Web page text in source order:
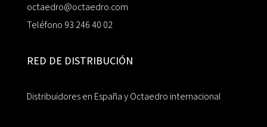
octaedro@octaedro.com
Teléfono 93 246 40 02
RED DE DISTRIBUCIÓN
Distribuidores en España y Octaedro internacional